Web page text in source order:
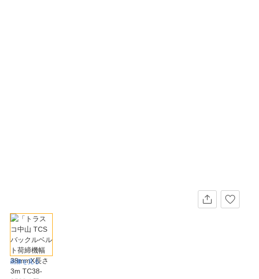
画像を見る